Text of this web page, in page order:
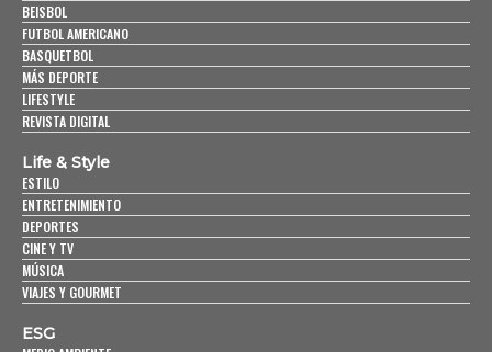
BEISBOL
FUTBOL AMERICANO
BASQUETBOL
MÁS DEPORTE
LIFESTYLE
REVISTA DIGITAL
Life & Style
ESTILO
ENTRETENIMIENTO
DEPORTES
CINE Y TV
MÚSICA
VIAJES Y GOURMET
ESG